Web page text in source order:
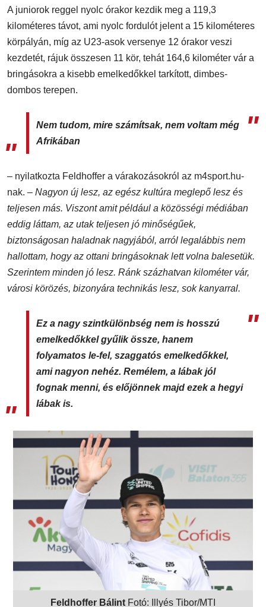
A juniorok reggel nyolc órakor kezdik meg a 119,3
kilométeres távot, ami nyolc fordulót jelent a 15 kilométeres
körpályán, míg az U23-asok versenye 12 órakor veszi
kezdetét, rájuk összesen 11 kör, tehát 164,6 kilométer vár a
bringásokra a kisebb emelkedőkkel tarkított, dimbes-
dombos terepen.
Nem tudom, mire számítsak, nem voltam még
Afrikában
– nyilatkozta Feldhoffer a várakozásokról az m4sport.hu-
nak. – Nagyon új lesz, az egész kultúra meglepő lesz és
teljesen más. Viszont amit például a közösségi médiában
eddig láttam, az utak teljesen jó minőségűek,
biztonságosan haladnak nagyjából, arról legalábbis nem
hallottam, hogy az ottani bringásoknak lett volna balesetük.
Szerintem minden jó lesz. Ránk százhatvan kilométer vár,
városi körözés, bizonyára technikás lesz, sok kanyarral.
Ez a nagy szintkülönbség nem is hosszú
emelkedőkkel gyűlik össze, hanem
folyamatos le-fel, szaggatós emelkedőkkel,
ami nagyon nehéz. Remélem, a lábak jól
fognak menni, és előjönnek majd ezek a hegyi
lábak is.
Feldhoffer Bálint Fotó: Illyés Tibor/MTI